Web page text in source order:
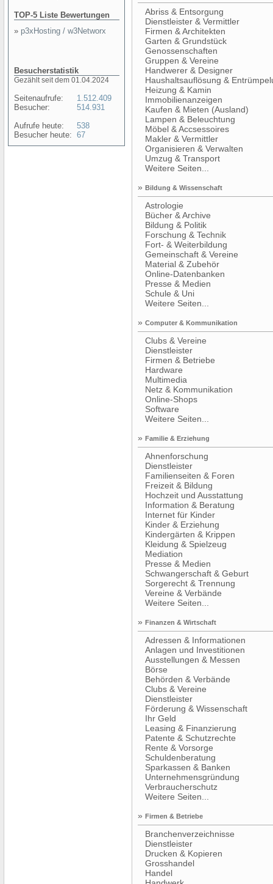
TOP-5 Liste Bewertungen
» p3xHosting / w3Networx
Besucherstatistik
Gezählt seit dem 01.04.2024
Seitenaufrufe:
Besucher:
Aufrufe heute:
Besucher heute:
1.512.409
514.931
538
67
Abriss & Entsorgung
Dienstleister & Vermittler
Firmen & Architekten
Garten & Grundstück
Genossenschaften
Gruppen & Vereine
Handwerer & Designer
Haushaltsauflösung &
Heizung & Kamin
Immobilienanzeigen
Kaufen & Mieten (Ausland)
Lampen & Beleuchtung
Möbel & Accsessoires
Makler & Vermittler
Organisieren & Verwalten
Umzug & Transport
Weitere Seiten...
» Bildung & Wissenschaft
Astrologie
Bücher & Archive
Bildung & Politik
Forschung & Technik
Fort- & Weiterbildung
Gemeinschaft & Vereine
Material & Zubehör
Online-Datenbanken
Presse & Medien
Schule & Uni
Weitere Seiten...
» Computer & Kommunikation
Clubs & Vereine
Dienstleister
Firmen & Betriebe
Hardware
Multimedia
Netz & Kommunikation
Online-Shops
Software
Weitere Seiten...
» Familie & Erziehung
Ahnenforschung
Dienstleister
Familienseiten & Foren
Freizeit & Bildung
Hochzeit und Ausstattung
Information & Beratung
Internet für Kinder
Kinder & Erziehung
Kindergärten & Krippen
Kleidung & Spielzeug
Mediation
Presse & Medien
Schwangerschaft & Geburt
Sorgerecht & Trennung
Vereine & Verbände
Weitere Seiten...
» Finanzen & Wirtschaft
Adressen & Informationen
Anlagen und Investitionen
Ausstellungen & Messen
Börse
Behörden & Verbände
Clubs & Vereine
Dienstleister
Förderung & Wissenschaft
Ihr Geld
Leasing & Finanzierung
Patente & Schutzrechte
Rente & Vorsorge
Schuldenberatung
Sparkassen & Banken
Unternehmensgründung
Verbraucherschutz
Weitere Seiten...
» Firmen & Betriebe
Branchenverzeichnisse
Dienstleister
Drucken & Kopieren
Grosshandel
Handel